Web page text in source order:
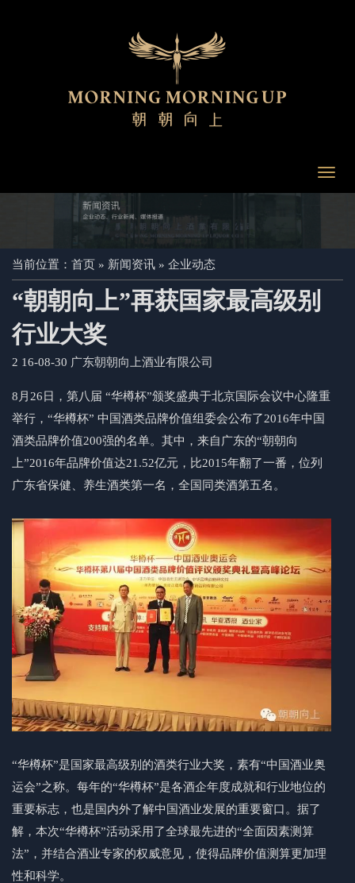
当前位置： 首页 » 新闻资讯 » 企业动态
“朝朝向上”再获国家最高级别
行业大奖
2 16-08-30 广东朝朝向上酒业有限公司
8月26日，第八届 “华樽杯”颁奖盛典于北京国际会议中心隆重
举行，“华樽杯” 中国酒类品牌价值组委会公布了2016年中国
酒类品牌价值200强的名单。其中，来自广东的“朝朝向
上”2016年品牌价值达21.52亿元，比2015年翻了一番，位列
广东省保健、养生酒类第一名，全国同类酒第五名。
“华樽杯”是国家最高级别的酒类行业大奖，素有“中国酒业奥
运会”之称。每年的“华樽杯”是各酒企年度成就和行业地位的
重要标志，也是国内外了解中国酒业发展的重要窗口。据了
解，本次“华樽杯”活动采用了全球最先进的“全面因素测算
法”，并结合酒业专家的权威意见，使得品牌价值测算更加理
性和科学。